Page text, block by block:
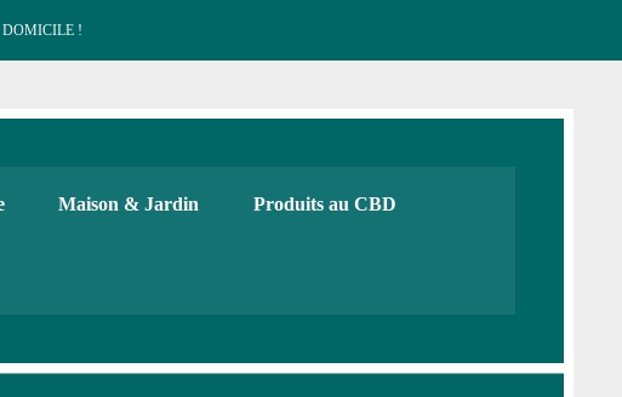
DOMICILE !
CBD français Bio
Maison & Jardin Produits au CBD